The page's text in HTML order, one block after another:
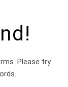
Please try